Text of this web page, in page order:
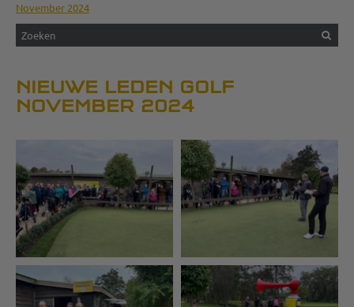
November 2024
NIEUWE LEDEN GOLF
NOVEMBER 2024